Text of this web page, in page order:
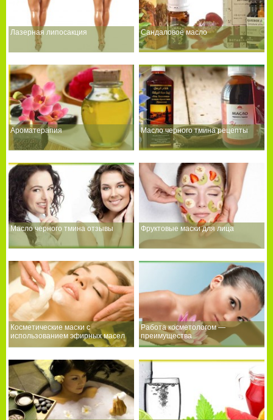
Лазерная липосакция Сандаловое масло
Ароматерапия Масло черного тмина рецепты
Масло черного тмина отзывы Фруктовые маски для лица
Косметические маски с
использованием эфирных масел
Работа косметологом —
преимущества